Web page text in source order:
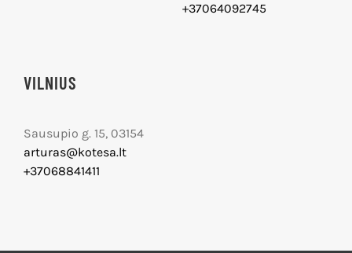
+37064092745
VILNIUS
Sausupio g. 15, 03154
arturas@kotesa.lt
+37068841411